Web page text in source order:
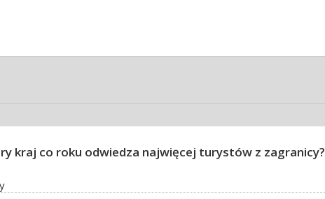
kraj co roku odwiedza najwięcej turystów z zagranicy?